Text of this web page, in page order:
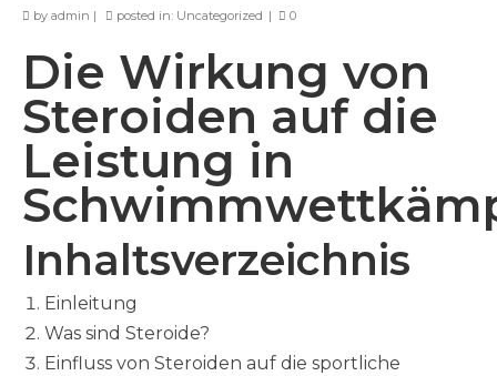
by admin | posted in: Uncategorized | 0
Die Wirkung von
Steroiden auf die
Leistung in
Inhaltsverzeichnis
Einleitung
Was sind Steroide?
Einfluss von Steroiden auf die sportliche